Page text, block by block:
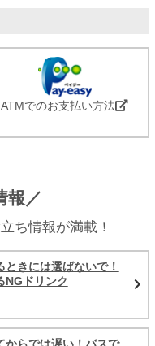
ATMでのお支払い方法
報／
ち情報が満載！
きには選ばないで！
NGドリンク
からでは遅い！バスで